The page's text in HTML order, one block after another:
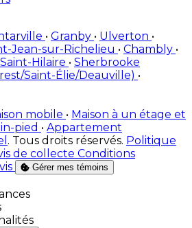
• Granby • Ulverton •
Jean-sur-Richelieu • Chambly •
Hilaire • Sherbrooke
Saint-Élie/Deauville) •
mobile • Maison à un étage et
pied • Appartement
. Tous droits réservés. Politique
de collecte Conditions
Gérer mes témoins